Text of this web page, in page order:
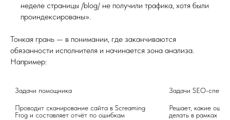
неделе страницы /blog/ не получили трафика, хотя были
проиндексированы».
Тонкая грань — в понимании, где заканчиваются
обязанности исполнителя и начинается зона анализа.
Например:
Задачи помощника Задачи SEO-
Проводит сканирование сайта в Screaming
Frog и составляет отчёт по ошибкам
Решает, какие
делать в рамках